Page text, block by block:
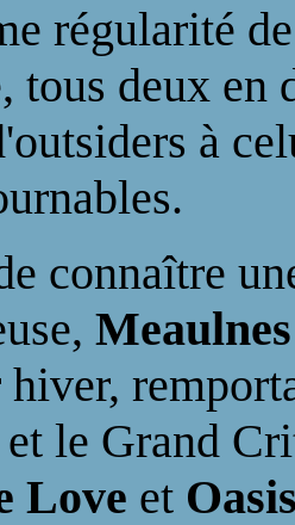
régularité
tous deux en
à
connaître
hiver,
et le Grand
Love et